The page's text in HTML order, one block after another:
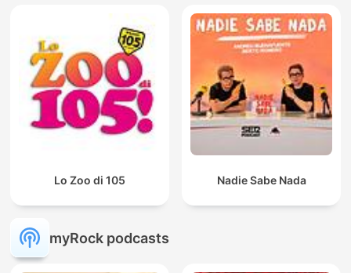
Lo Zoo di 105 Nadie Sabe Nada
myRock podcasts